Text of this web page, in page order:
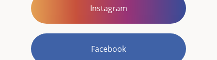
Instagram
Facebook